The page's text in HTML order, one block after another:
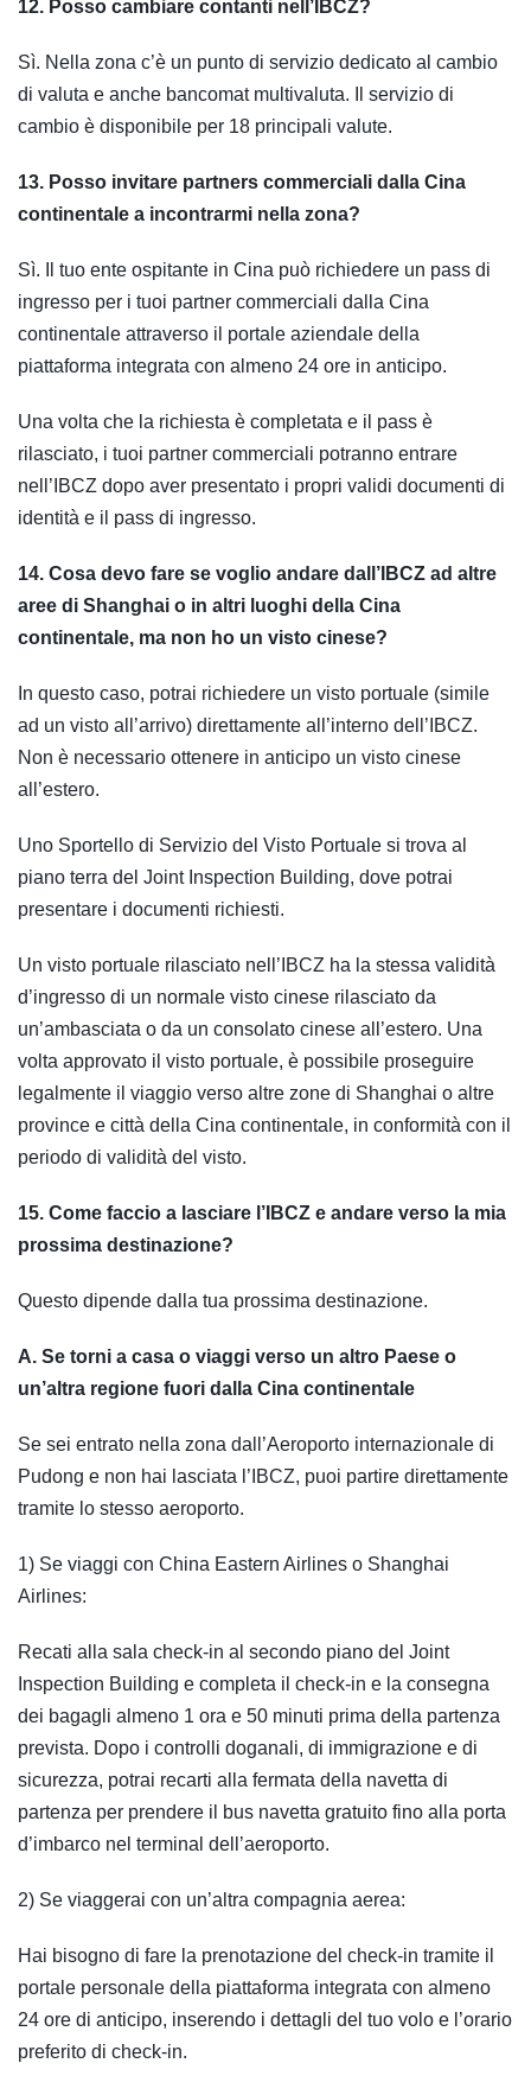
12. Posso cambiare contanti nell’IBCZ?
Sì. Nella zona c’è un punto di servizio dedicato al cambio
di valuta e anche bancomat multivaluta. Il servizio di
cambio è disponibile per 18 principali valute.
13. Posso invitare partners commerciali dalla Cina
continentale a incontrarmi nella zona?
Sì. Il tuo ente ospitante in Cina può richiedere un pass di
ingresso per i tuoi partner commerciali dalla Cina
continentale attraverso il portale aziendale della
piattaforma integrata con almeno 24 ore in anticipo.
Una volta che la richiesta è completata e il pass è
rilasciato, i tuoi partner commerciali potranno entrare
nell’IBCZ dopo aver presentato i propri validi documenti di
identità e il pass di ingresso.
14. Cosa devo fare se voglio andare dall’IBCZ ad altre
aree di Shanghai o in altri luoghi della Cina
continentale, ma non ho un visto cinese?
In questo caso, potrai richiedere un visto portuale (simile
ad un visto all’arrivo) direttamente all’interno dell’IBCZ.
Non è necessario ottenere in anticipo un visto cinese
all’estero.
Uno Sportello di Servizio del Visto Portuale si trova al
piano terra del Joint Inspection Building, dove potrai
presentare i documenti richiesti.
Un visto portuale rilasciato nell’IBCZ ha la stessa validità
d’ingresso di un normale visto cinese rilasciato da
un’ambasciata o da un consolato cinese all’estero. Una
volta approvato il visto portuale, è possibile proseguire
legalmente il viaggio verso altre zone di Shanghai o altre
province e città della Cina continentale, in conformità con il
periodo di validità del visto.
15. Come faccio a lasciare l’IBCZ e andare verso la mia
prossima destinazione?
Questo dipende dalla tua prossima destinazione.
A. Se torni a casa o viaggi verso un altro Paese o
un’altra regione fuori dalla Cina continentale
Se sei entrato nella zona dall’Aeroporto internazionale di
Pudong e non hai lasciata l’IBCZ, puoi partire direttamente
tramite lo stesso aeroporto.
1) Se viaggi con China Eastern Airlines o Shanghai
Airlines:
Recati alla sala check-in al secondo piano del Joint
Inspection Building e completa il check-in e la consegna
dei bagagli almeno 1 ora e 50 minuti prima della partenza
prevista. Dopo i controlli doganali, di immigrazione e di
sicurezza, potrai recarti alla fermata della navetta di
partenza per prendere il bus navetta gratuito fino alla porta
d’imbarco nel terminal dell’aeroporto.
2) Se viaggerai con un’altra compagnia aerea:
Hai bisogno di fare la prenotazione del check-in tramite il
portale personale della piattaforma integrata con almeno
24 ore di anticipo, inserendo i dettagli del tuo volo e l’orario
preferito di check-in.